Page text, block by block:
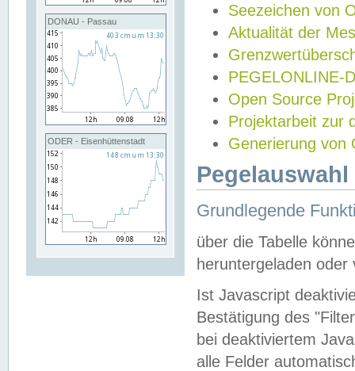
DONAU - Passau
ODER - Eisenhüttenstadt
Seezeichen von
Aktualität der
PEGELONLINE-
Open Source
Projektarbeit zur
Generierung von
Grundlegende
über die Tabelle
heruntergeladen oder
Ist Javascript
Bestätigung des
bei deaktiviertem
alle Felder